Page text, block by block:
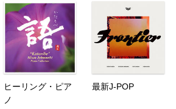
ヒーリング・ピア
ノ
最新J-POP